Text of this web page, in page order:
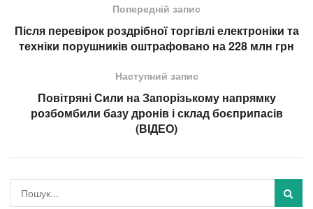
Попередній запис
Після перевірок роздрібної торгівлі електроніки та
техніки порушників оштрафовано на 228 млн грн
Наступний запис
Повітряні Сили на Запорізькому напрямку
розбомбили базу дронів і склад боєприпасів
(ВІДЕО)